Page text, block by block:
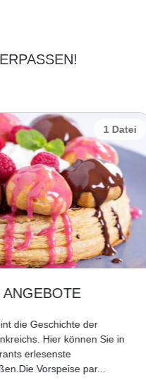
1 Datei
die Geschichte der
Hier können Sie in
erlesenste
Vorspeise par...